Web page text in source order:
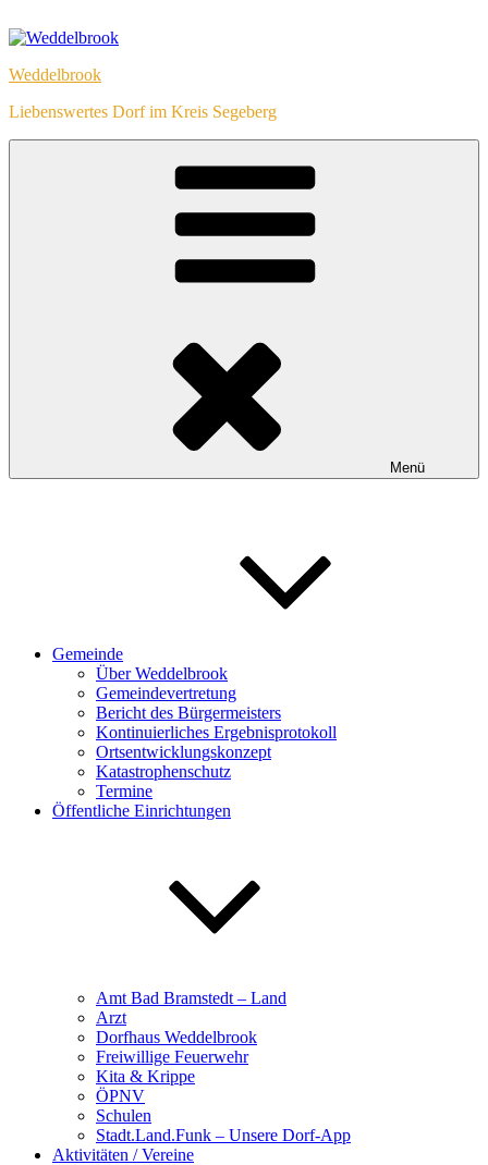
Inhalt
Weddelbrook
Liebenswertes Dorf im Kreis Segeberg
Menü
Gemeinde
Über Weddelbrook
Gemeindevertretung
Bericht des Bürgermeisters
Kontinuierliches Ergebnisprotokoll
Ortsentwicklungskonzept
Katastrophenschutz
Termine
Öffentliche Einrichtungen
Amt Bad Bramstedt – Land
Arzt
Dorfhaus Weddelbrook
Freiwillige Feuerwehr
Kita & Krippe
ÖPNV
Schulen
Stadt.Land.Funk – Unsere Dorf-App
Aktivitäten / Vereine